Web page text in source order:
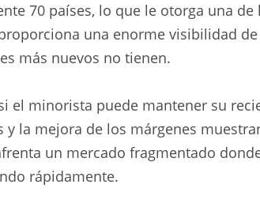
70 países, lo que le otorga una de
una enorme visibilidad
más nuevos no tienen.
el minorista puede mantener su
la mejora de los márgenes
un mercado fragmentado
rápidamente.